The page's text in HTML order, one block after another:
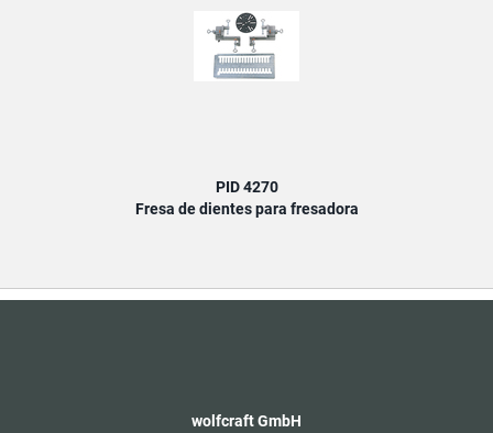
PID 4270
Fresa de dientes para fresadora
wolfcraft GmbH